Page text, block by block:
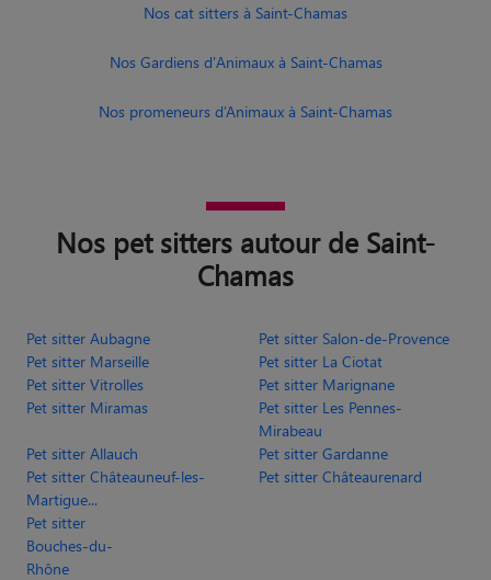
Nos cat sitters à Saint-Chamas
Nos Gardiens d'Animaux à Saint-Chamas
Nos promeneurs d’Animaux à Saint-Chamas
Nos pet sitters autour de Saint-
Chamas
Pet sitter Aubagne
Pet sitter Salon-de-Provence
Pet sitter Marseille
Pet sitter La Ciotat
Pet sitter Vitrolles
Pet sitter Marignane
Pet sitter Miramas
Pet sitter Les Pennes-
Mirabeau
Pet sitter Allauch
Pet sitter Gardanne
Pet sitter Châteauneuf-les-
Martigue...
Pet sitter Châteaurenard
Pet sitter
Bouches-du-
Rhône